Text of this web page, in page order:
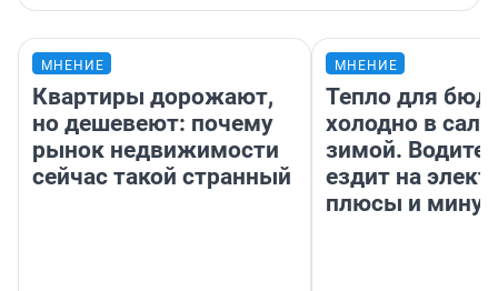
МНЕНИЕ
Квартиры дорожают,
но дешевеют: почему
рынок недвижимости
сейчас такой странный
МНЕНИЕ
Тепло для
холодно в
зимой.
ездит на
плюсы и